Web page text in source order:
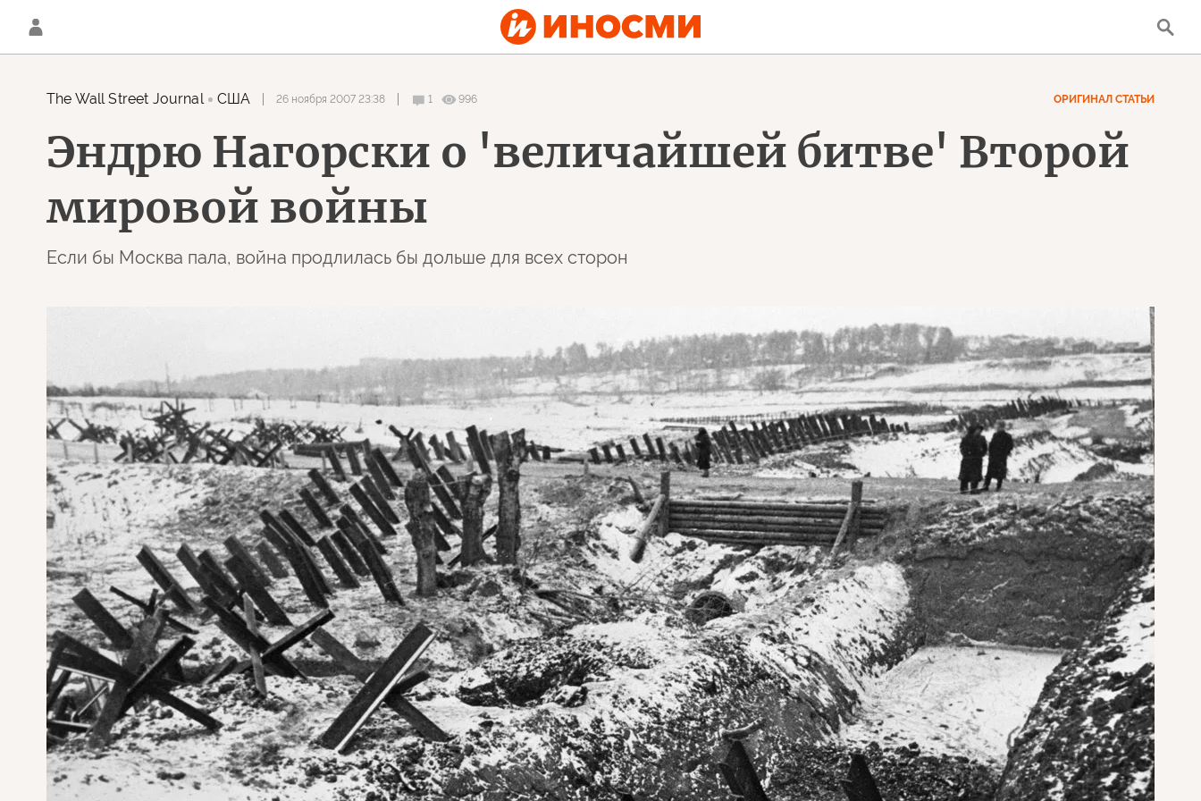
The Wall Street Journal США 26 ноября 2007 23:38 1 996 ОРИГИНАЛ СТАТЬИ
Эндрю Нагорски о 'величайшей битве' Второй
мировой войны
Если бы Москва пала, война продлилась бы дольше для всех сторон